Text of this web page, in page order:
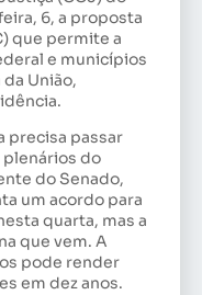
6, a proposta
que permite a
e municípios
União,
precisa passar
plenários do
do Senado,
um acordo para
quarta, mas a
que vem. A
pode render
em dez anos.